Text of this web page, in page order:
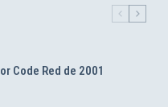
Code Red de 2001